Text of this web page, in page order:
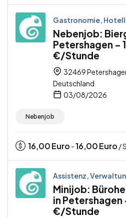
Gastronomie,
Nebenjob:
Petershagen –
€/Stunde
32469
Deutschland
03/08/2026
Nebenjob
16,00Euro -16,00Euro /
Assistenz,
Minijob:
in Petershagen
€/Stunde